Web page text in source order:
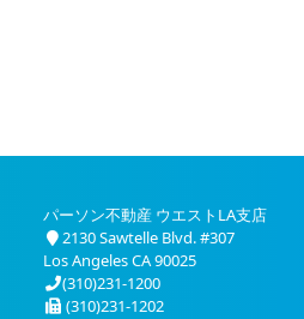
パーソン不動産 ウエストLA支店
2130 Sawtelle Blvd. #307
Los Angeles CA 90025
(310)231-1200
(310)231-1202